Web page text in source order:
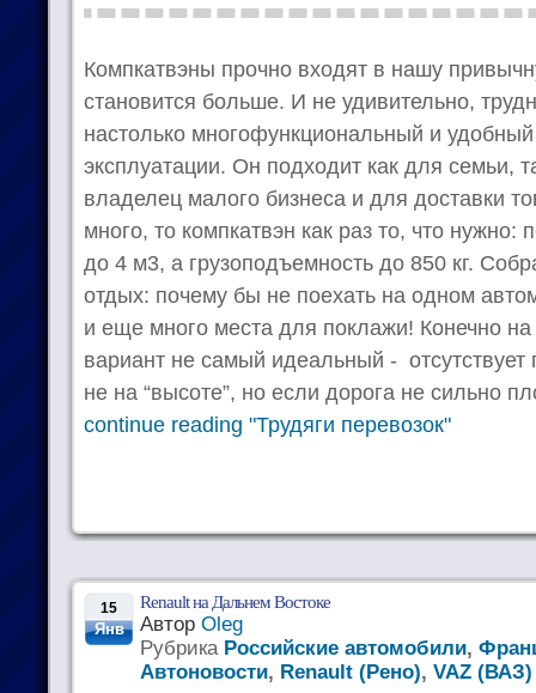
Компкатвэны прочно входят в нашу
становится больше. И не удивительно,
настолько многофункциональный и
эксплуатации. Он подходит как для семьи,
владелец малого бизнеса и для доставки
много, то компкатвэн как раз то, что
до 4 м3, а грузоподъемность до 850 кг.
отдых: почему бы не поехать на одном
и еще много места для поклажи! Конечно
вариант не самый идеальный -
не на “высоте”, но если дорога не сильно
continue reading "Трудяги перевозок"
15
Янв
Renault на Дальнем Востоке
Автор Oleg
Рубрика Российские автомобили,
Автоновости, Renault (Рено), VAZ (ВАЗ)